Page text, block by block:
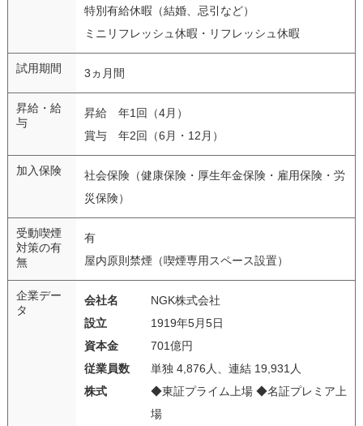
特別有給休暇（結婚、忌引など）
ミニリフレッシュ休暇・リフレッシュ休暇
試用期間 3ヵ月間
昇給・給
与
昇給 年1回（4月）
賞与 年2回（6月・12月）
加入保険
社会保険（健康保険・厚生年金保険・雇用保険・労
災保険）
受動喫煙
対策の有
無
有
屋内原則禁煙（喫煙専用スペース設置）
企業デー
タ
会社名
NGK株式会社
設立
1919年5月5日
資本金
701億円
従業員数
単独 4,876人、連結 19,931人
株式
◆東証プライム上場 ◆名証プレミア上
場